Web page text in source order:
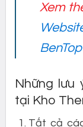
Xem
BenTop
Những lưu
tại Kho
Tất cả